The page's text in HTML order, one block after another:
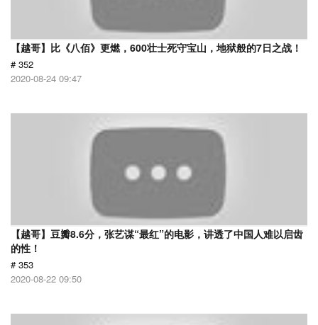
【越哥】比《八佰》更燃，600壮士死守宝山，地狱般的7日之战！
# 352
2020-08-24 09:47
【越哥】豆瓣8.6分，张艺谋“最红”的电影，讲透了中国人难以启齿
的性！
# 353
2020-08-22 09:50